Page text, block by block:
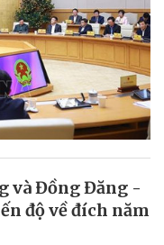
và Đồng Đăng -
độ về đích năm